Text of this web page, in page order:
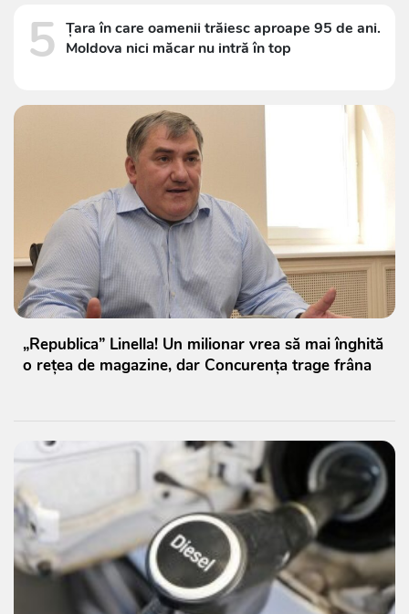
5 Țara în care oamenii trăiesc aproape 95 de ani.
Moldova nici măcar nu intră în top
„Republica” Linella! Un milionar vrea să mai înghită
o rețea de magazine, dar Concurența trage frâna